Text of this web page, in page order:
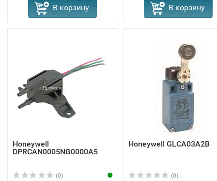
В корзину В корзину
Honeywell
DPRCAN0005NG0000A5
(0)
Honeywell GLCA03A2B
(0)